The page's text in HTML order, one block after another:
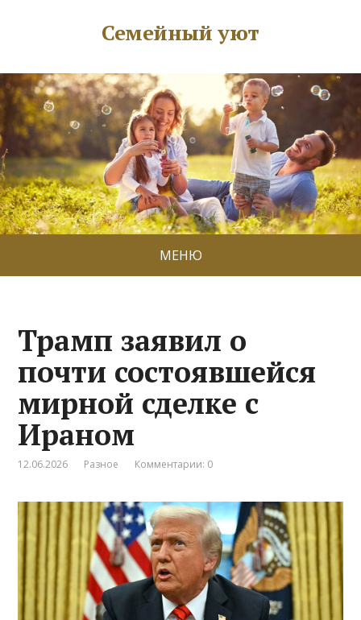
Семейный уют
МЕНЮ
Трамп заявил о
почти состоявшейся
мирной сделке с
Ираном
12.06.2026 Разное Комментарии: 0